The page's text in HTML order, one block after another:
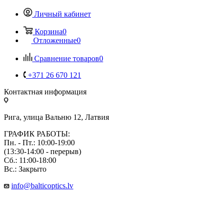
Личный кабинет
Корзина0
Отложенные0
Сравнение товаров0
+371 26 670 121
Контактная информация
Рига, улица Вальню 12, Латвия
ГРАФИК РАБОТЫ:
Пн. - Пт.: 10:00-19:00
(13:30-14:00 - перерыв)
Сб.: 11:00-18:00
Вс.: Закрыто
info@balticoptics.lv